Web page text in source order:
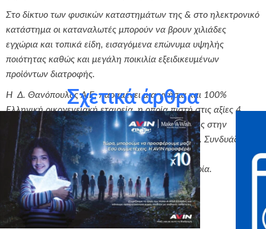
Στο δίκτυο των φυσικών καταστημάτων της & στο ηλεκτρονικό
κατάστημα οι καταναλωτές μπορούν να βρουν χιλιάδες
εγχώρια και τοπικά είδη, εισαγόμενα επώνυμα υψηλής
ποιότητας καθώς και μεγάλη ποικιλία εξειδικευμένων
προϊόντων διατροφής.
Η Δ. Θανόπουλος Α.Ε. παραμένει μια γνήσια και 100%
Ελληνική οικογενειακή εταιρεία, η οποία πιστή στις αξίες 4
γενεών, δίνει καθημερινά τον καλύτερο εαυτό της στην
εξυπηρέτηση των πελατών με χαρά και σεβασμό. Συνδυάζει
αρμονικά την παράδοση με τις σύγχρονες τάσεις
προσφέροντας μια ασύγκριτη αγοραστική εμπειρία.
Σχετικά άρθρα